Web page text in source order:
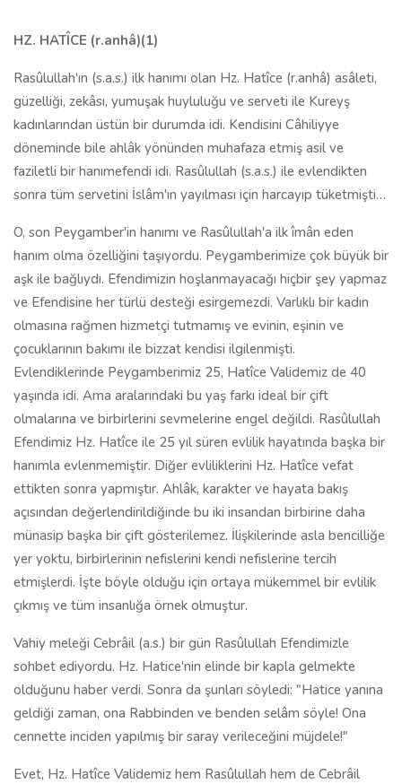
HZ. HATÎCE (r.anhâ)(1)
Rasûlullah'ın (s.a.s.) ilk hanımı olan Hz. Hatîce (r.anhâ) asâleti,
güzelliği, zekâsı, yumuşak huyluluğu ve serveti ile Kureyş
kadınlarından üstün bir durumda idi. Kendisini Câhiliyye
döneminde bile ahlâk yönünden muhafaza etmiş asil ve
faziletli bir hanımefendi idi. Rasûlullah (s.a.s.) ile evlendikten
sonra tüm servetini İslâm'ın yayılması için harcayıp tüketmişti…
O, son Peygamber'in hanımı ve Rasûlullah'a ilk îmân eden
hanım olma özelliğini taşıyordu. Peygamberimize çok büyük bir
aşk ile bağlıydı. Efendimizin hoşlanmayacağı hiçbir şey yapmaz
ve Efendisine her türlü desteği esirgemezdi. Varlıklı bir kadın
olmasına rağmen hizmetçi tutmamış ve evinin, eşinin ve
çocuklarının bakımı ile bizzat kendisi ilgilenmişti.
Evlendiklerinde Peygamberimiz 25, Hatîce Validemiz de 40
yaşında idi. Ama aralarındaki bu yaş farkı ideal bir çift
olmalarına ve birbirlerini sevmelerine engel değildi. Rasûlullah
Efendimiz Hz. Hatîce ile 25 yıl süren evlilik hayatında başka bir
hanımla evlenmemiştir. Diğer evliliklerini Hz. Hatîce vefat
ettikten sonra yapmıştır. Ahlâk, karakter ve hayata bakış
açısından değerlendirildiğinde bu iki insandan birbirine daha
münasip başka bir çift gösterilemez. İlişkilerinde asla bencilliğe
yer yoktu, birbirlerinin nefislerini kendi nefislerine tercih
etmişlerdi. İşte böyle olduğu için ortaya mükemmel bir evlilik
çıkmış ve tüm insanlığa örnek olmuştur.
Vahiy meleği Cebrâil (a.s.) bir gün Rasûlullah Efendimizle
sohbet ediyordu. Hz. Hatice'nin elinde bir kapla gelmekte
olduğunu haber verdi. Sonra da şunları söyledi: "Hatice yanına
geldiği zaman, ona Rabbinden ve benden selâm söyle! Ona
cennette inciden yapılmış bir saray verileceğini müjdele!"
Evet, Hz. Hatîce Validemiz hem Rasûlullah hem de Cebrâil